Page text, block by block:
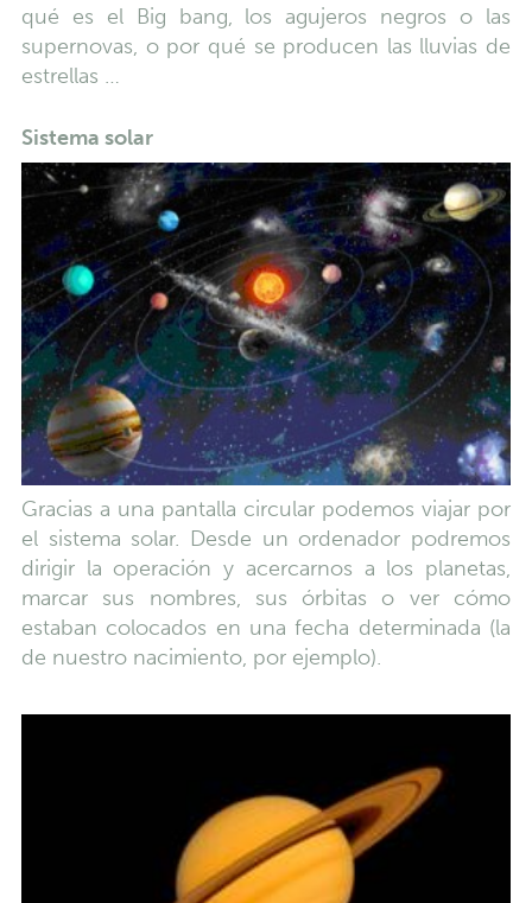
qué es el Big bang, los agujeros negros o las
supernovas, o por qué se producen las lluvias de
estrellas …
Sistema solar
Gracias a una pantalla circular podemos viajar por
el sistema solar. Desde un ordenador podremos
dirigir la operación y acercarnos a los planetas,
marcar sus nombres, sus órbitas o ver cómo
estaban colocados en una fecha determinada (la
de nuestro nacimiento, por ejemplo).